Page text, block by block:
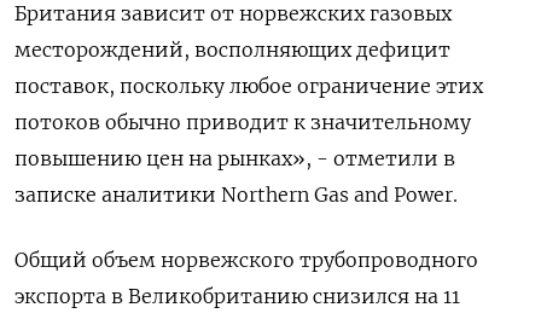
Британия зависит от норвежских газовых
месторождений, восполняющих дефицит
поставок, поскольку любое ограничение этих
потоков обычно приводит к значительному
повышению цен на рынках», - отметили в
записке аналитики Northern Gas and Power.
Общий объем норвежского трубопроводного
экспорта в Великобританию снизился на 11